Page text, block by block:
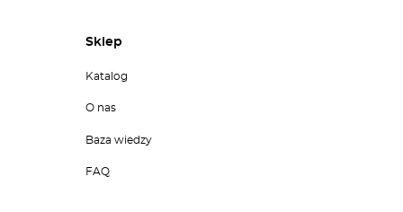
Sklep
Katalog
O nas
Baza wiedzy
FAQ